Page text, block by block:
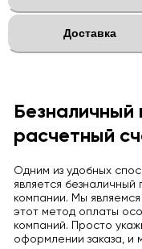
Доставка
Безналичный
расчетный
Одним из удобных
является
компании. Мы
этот метод оплаты
компаний. Просто
оформлении заказа, и